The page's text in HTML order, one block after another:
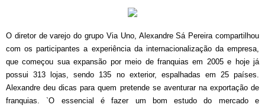
O diretor de varejo do grupo Via Uno, Alexandre Sá Pereira compartilhou
com os participantes a experiência da internacionalização da empresa,
que começou sua expansão por meio de franquias em 2005 e hoje já
possui 313 lojas, sendo 135 no exterior, espalhadas em 25 países.
Alexandre deu dicas para quem pretende se aventurar na exportação de
franquias. `O essencial é fazer um bom estudo do mercado e